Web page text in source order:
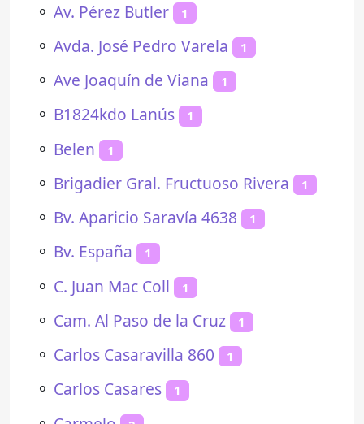
⚬ Av. Pérez Butler 1
⚬ Avda. José Pedro Varela 1
⚬ Ave Joaquín de Viana 1
⚬ B1824kdo Lanús 1
⚬ Belen 1
⚬ Brigadier Gral. Fructuoso Rivera 1
⚬ Bv. Aparicio Saravía 4638 1
⚬ Bv. España 1
⚬ C. Juan Mac Coll 1
⚬ Cam. Al Paso de la Cruz 1
⚬ Carlos Casaravilla 860 1
⚬ Carlos Casares 1